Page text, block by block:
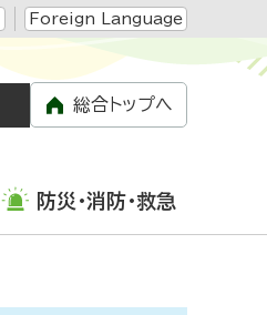
Foreign Language
総合トップへ
防災・消防・救急